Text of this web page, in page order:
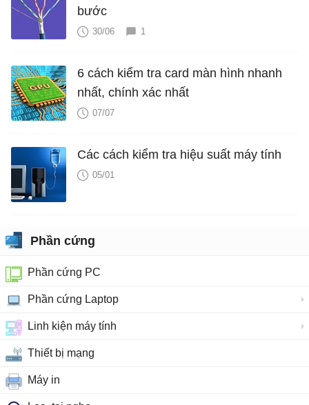
bước
30/06 1
6 cách kiểm tra card màn hình nhanh
nhất, chính xác nhất
07/07
Các cách kiểm tra hiệu suất máy tính
05/01
Phần cứng
Phần cứng PC
Phần cứng Laptop
Linh kiện máy tính
Thiết bị mạng
Máy in